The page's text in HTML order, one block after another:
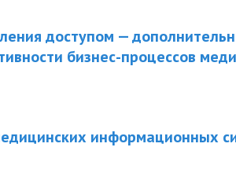
доступом —
бизнес-процессов
информационных